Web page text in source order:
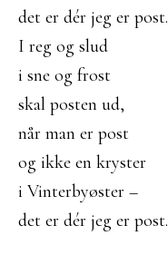
det er dér jeg er post.
I reg og slud
i sne og frost
skal posten ud,
når man er post
og ikke en kryster
i Vinterbyøster –
det er dér jeg er post.